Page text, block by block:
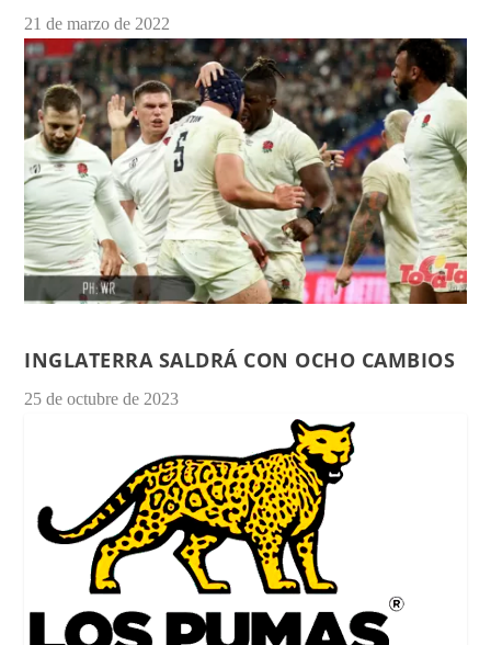
21 de marzo de 2022
INGLATERRA SALDRÁ CON OCHO CAMBIOS
25 de octubre de 2023